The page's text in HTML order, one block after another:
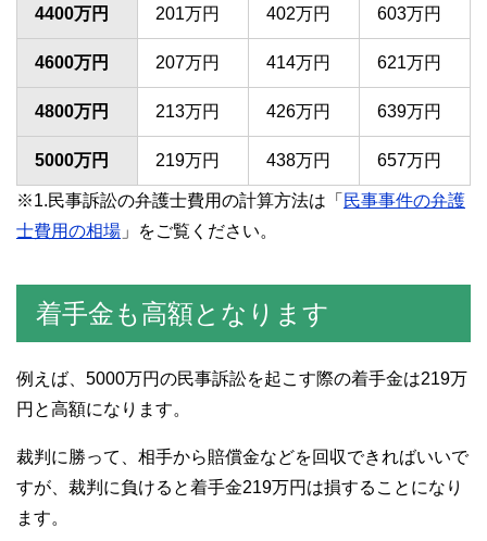
4400万円 201万円 402万円 603万円
4600万円 207万円 414万円 621万円
4800万円 213万円 426万円 639万円
5000万円 219万円 438万円 657万円
※1.民事訴訟の弁護士費用の計算方法は「 民事事件の弁護
士費用の相場 」をご覧ください。
着手金も高額となります
例えば、5000万円の民事訴訟を起こす際の着手金は219万
円と高額になります。
裁判に勝って、相手から賠償金などを回収できればいいで
すが、裁判に負けると着手金219万円は損することになり
ます。